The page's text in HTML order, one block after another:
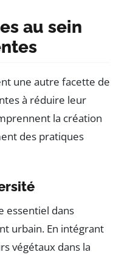
au sein
une autre facette de
à réduire leur
la création
des pratiques
essentiel dans
urbain. En intégrant
végétaux dans la